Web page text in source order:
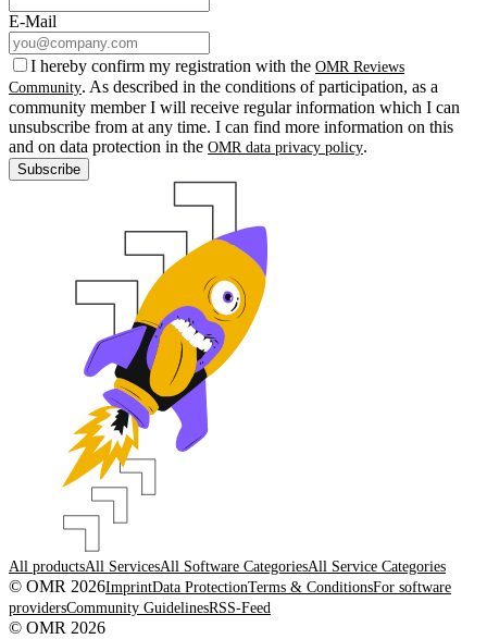
E-Mail
I hereby confirm my registration with the OMR Reviews
Community. As described in the conditions of participation, as a
community member I will receive regular information which I can
unsubscribe from at any time. I can find more information on this
and on data protection in the OMR data privacy policy.
Subscribe
All productsAll ServicesAll Software CategoriesAll Service Categories
© OMR 2026ImprintData ProtectionTerms & ConditionsFor software
providersCommunity GuidelinesRSS-Feed
© OMR 2026